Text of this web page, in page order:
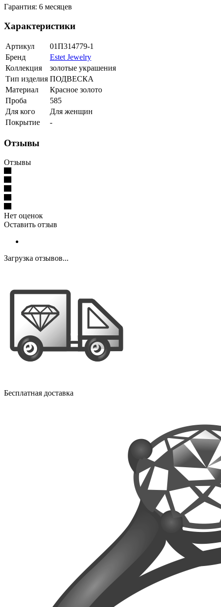
Гарантия: 6 месяцев
Характеристики
Артикул
01П314779-1
Бренд
Estet Jewelry
Коллекция
золотые украшения
Тип изделия ПОДВЕСКА
Материал
Красное золото
Проба
585
Для кого
Для женщин
Покрытие
-
Отзывы
Отзывы
Нет оценок
Оставить отзыв
Загрузка отзывов...
Бесплатная доставка